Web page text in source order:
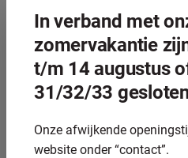
levensduur van de as zwaar
afweging die bewust moet
In de praktijk is revisie door
die moeilijk leverbaar zijn of
wanneer de omliggende
demonteren. Speciale assen
vaak sneller en goedkoper te
In verband met
zomervakantie
t/m 14 augustus
31/32/33
Onze afwijkende
website onder “contact”.